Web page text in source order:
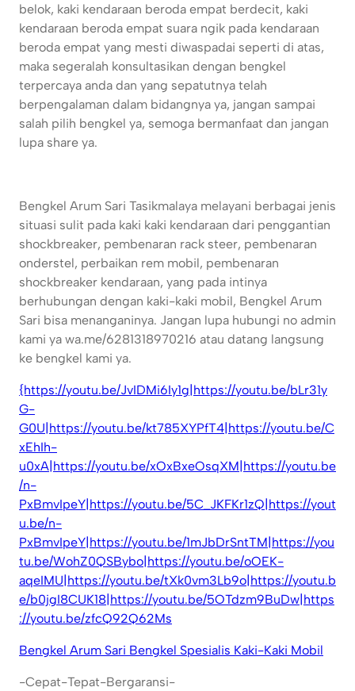
belok, kaki kendaraan beroda empat berdecit, kaki
kendaraan beroda empat suara ngik pada kendaraan
beroda empat yang mesti diwaspadai seperti di atas,
maka segeralah konsultasikan dengan bengkel
terpercaya anda dan yang sepatutnya telah
berpengalaman dalam bidangnya ya, jangan sampai
salah pilih bengkel ya, semoga bermanfaat dan jangan
lupa share ya.
Bengkel Arum Sari Tasikmalaya melayani berbagai jenis
situasi sulit pada kaki kaki kendaraan dari penggantian
shockbreaker, pembenaran rack steer, pembenaran
onderstel, perbaikan rem mobil, pembenaran
shockbreaker kendaraan, yang pada intinya
berhubungan dengan kaki-kaki mobil, Bengkel Arum
Sari bisa menanganinya. Jangan lupa hubungi no admin
kami ya wa.me/6281318970216 atau datang langsung
ke bengkel kami ya.
{https://youtu.be/JvIDMi6Iy1g|https://youtu.be/bLr31y
G-
G0U|https://youtu.be/kt785XYPfT4|https://youtu.be/C
xEhIh-
u0xA|https://youtu.be/xOxBxeOsqXM|https://youtu.be
/n-
PxBmvIpeY|https://youtu.be/5C_JKFKr1zQ|https://yout
u.be/n-
PxBmvIpeY|https://youtu.be/1mJbDrSntTM|https://you
tu.be/WohZ0QSBybo|https://youtu.be/oOEK-
aqeIMU|https://youtu.be/tXk0vm3Lb9o|https://youtu.b
e/b0jgI8CUK18|https://youtu.be/5OTdzm9BuDw|https
://youtu.be/zfcQ92Q62Ms
Bengkel Arum Sari Bengkel Spesialis Kaki-Kaki Mobil
-Cepat-Tepat-Bergaransi-